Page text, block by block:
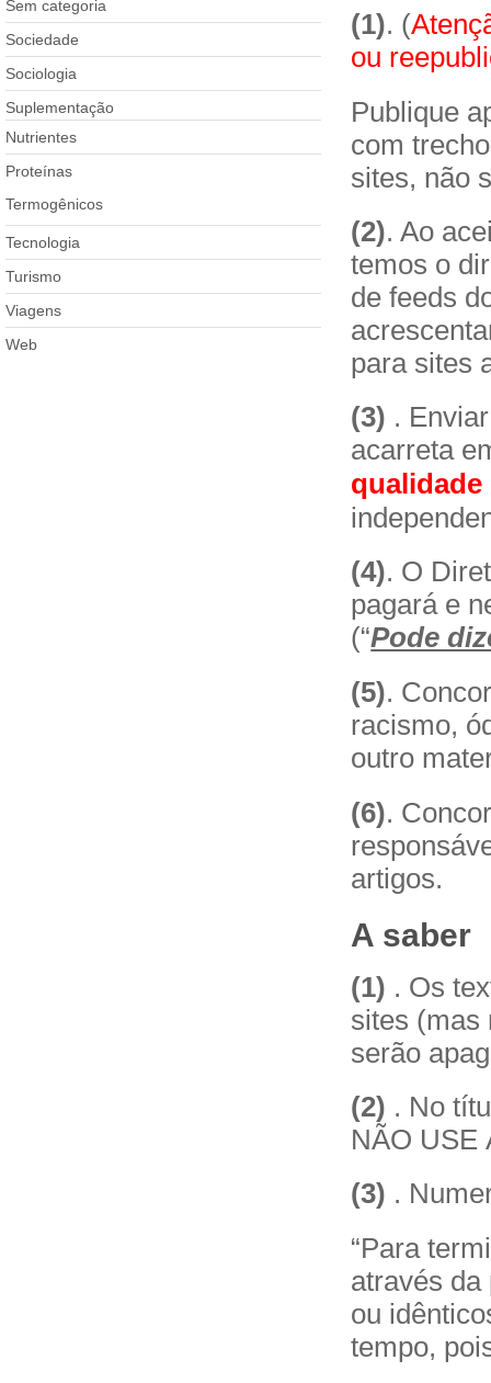
(1). (
ou
Publique
com
sites, não
(2). Ao
temos o
de feeds
para sites
(3) .
acarreta
qualidade
(4). O
pagará e
(“Pode
(5).
racismo,
outro
(6).
artigos.
A saber
(1) . Os
sites (mas
serão
(2) . No
NÃO USE
(3) .
“Para
através
ou
tempo,
Sem categoria
Sociedade
Sociologia
Suplementação
Nutrientes
Proteínas
Termogênicos
Tecnologia
Turismo
Viagens
Web